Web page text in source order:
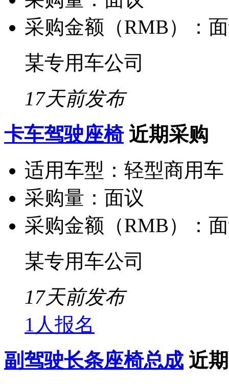
采购金额（RMB）：
某专用车公司
17天前发布
卡车驾驶座椅 近期采购
适用车型： 轻型商用
采购量： 面议
采购金额（RMB）：
某专用车公司
17天前发布
1人报名
副驾驶长条座椅总成 近